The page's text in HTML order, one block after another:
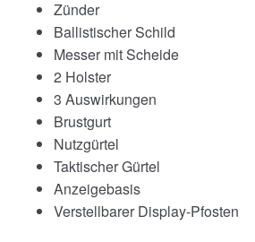
Zünder
Ballistischer Schild
Messer mit Scheide
2 Holster
3 Auswirkungen
Brustgurt
Nutzgürtel
Taktischer Gürtel
Anzeigebasis
Verstellbarer Display-Pfosten